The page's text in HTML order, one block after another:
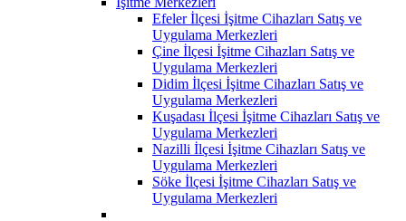
Efeler İlçesi İşitme Cihazları Satış ve
Uygulama Merkezleri
Çine İlçesi İşitme Cihazları Satış ve
Uygulama Merkezleri
Didim İlçesi İşitme Cihazları Satış ve
Uygulama Merkezleri
Kuşadası İlçesi İşitme Cihazları Satış ve
Uygulama Merkezleri
Nazilli İlçesi İşitme Cihazları Satış ve
Uygulama Merkezleri
Söke İlçesi İşitme Cihazları Satış ve
Uygulama Merkezleri